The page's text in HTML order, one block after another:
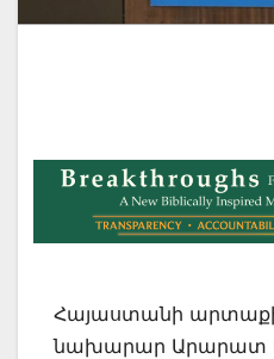
Հայաստանի
նախարար Արարատ